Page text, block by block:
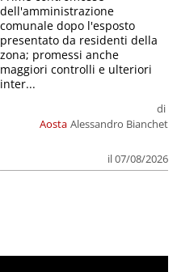
Aosta
di
Alessandro Bianchet
il 07/08/2026
dell'amministrazione
comunale dopo l'esposto
presentato da residenti della
zona; promessi anche
maggiori controlli e ulteriori
inter...